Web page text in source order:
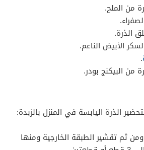
من الملح.
الذرة.
الأبيض الناعم.
.
البيكنج بودر.
الذرة اليابسة في المنزل بالزبدة:
ومن ثم تقشير الطبقة الخارجية ومنها